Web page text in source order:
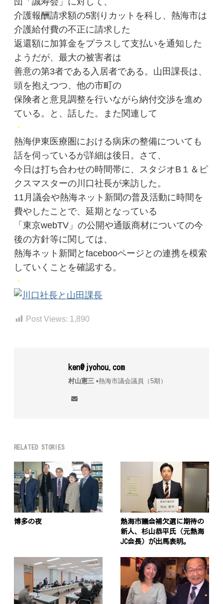
介護報酬請求額の5割りカットを科し、熱海市は
介護給付費の不正に請求した
返還額に加算金をプラスして支払いを通知した
ようだが、最大の被害者は
善意の第3者である入居者である。山田課長は、
頭を抱えつつ、他の市町の
保険者と意見調整を行いながら納付交渉を進め
ている。と、話した。また関連して
・
熱海伊東医療圏における病床の整備についても
話を伺っているが詳細は後日。さて、
今日は打ち合わせの時間帯に、スタジオB１＆ピ
クスマスターの川口社長が来訪した。
11月議会や熱海ネット新聞の普及活動に時間を
費やしたことで、延期となっている
「東京webTV」の公開や通販商材についての今
後の方針等に関しては、
熱海ネット新聞とfacebooページとの連携を模索
していくことを確認する。
・
Post Views: 1,890
ken@jyohou.com
村山憲三▪︎熱海市議会議員（5期）
RELATED STORIES
博多の夜
熱海市議会補欠選に期待の
新人、杉山恭平氏（元熱海
JC会長）が出馬表明。